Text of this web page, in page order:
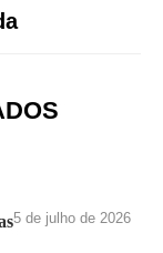
5 de julho de 2026